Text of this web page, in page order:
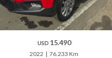
USD 15.490
2022
76.233 Km